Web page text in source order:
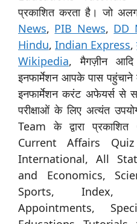
प्रकाशित करता है। जो
News, PIB News, DD
Hindu,Indian Express,
Wikipedia, मैगज़ीन आदि
इनफार्मेशन आपके पास पहुंचाने
इनफार्मेशन करंट अफेयर्स से
परीक्षाओं के लिए अत्यंत
Team के द्वारा
Current Affairs
International, All
and Economics,
Sports, Index,
Appointments,